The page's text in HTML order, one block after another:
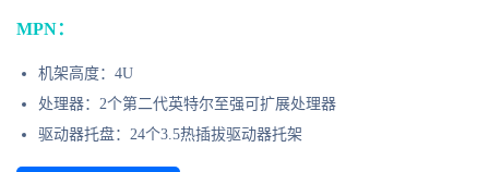
MPN：
机架高度：4U
处理器：2个第二代英特尔至强可扩展处理器
驱动器托盘：24个3.5热插拔驱动器托架